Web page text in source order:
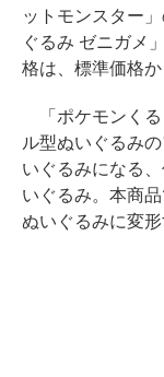
ットモンスター
ぐるみ ゼニガメ
格は、標準価格
「ポケモンくる
ル型ぬいぐるみ
いぐるみになる
いぐるみ。本商
ぬいぐるみに変形